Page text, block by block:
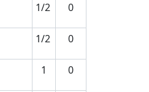
1/2 0
1/2 0
1 0